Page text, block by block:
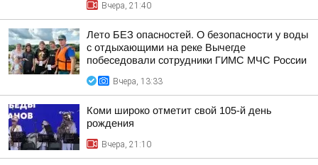
Вчера, 21:40
Лето БЕЗ опасностей. О безопасности у воды
с отдыхающими на реке Вычегде
побеседовали сотрудники ГИМС МЧС России
Вчера, 13:33
Коми широко отметит свой 105-й день
рождения
Вчера, 21:10